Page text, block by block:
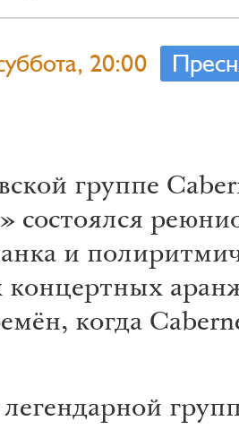
20:00
группе
и
концертных
когда